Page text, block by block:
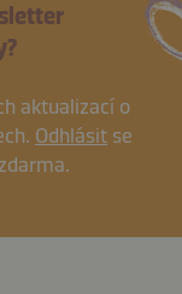
aktualizací o
Odhlásit se